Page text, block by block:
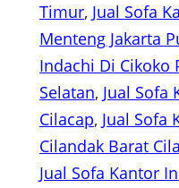
Timur, Jual Sofa
Menteng Jakarta
Indachi Di Cikoko
Selatan, Jual Sofa
Cilacap, Jual Sofa
Cilandak Barat
Jual Sofa Kantor